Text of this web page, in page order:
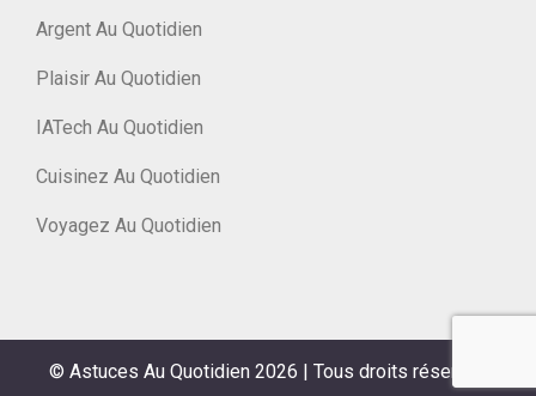
Argent Au Quotidien
Plaisir Au Quotidien
IATech Au Quotidien
Cuisinez Au Quotidien
Voyagez Au Quotidien
© Astuces Au Quotidien 2026 | Tous droits réservés